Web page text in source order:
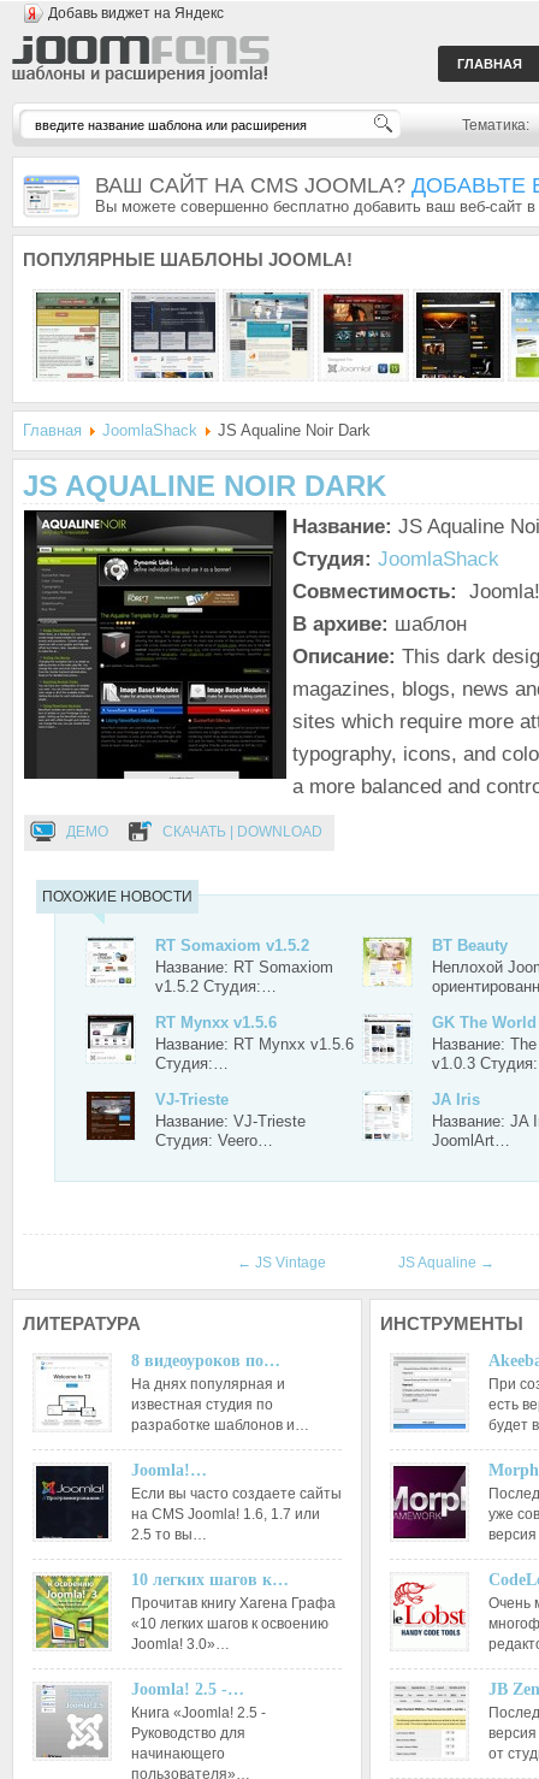
Добавь виджет на Яндекс
ГЛАВНАЯ
Тематика:
ВАШ САЙТ НА CMS JOOMLA? ДОБАВЬТЕ
Вы можете совершенно бесплатно добавить ваш веб-сайт
ПОПУЛЯРНЫЕ ШАБЛОНЫ JOOMLA!
Главная JoomlaShack JS Aqualine Noir Dark
JS AQUALINE NOIR DARK
Название: JS Aqualine
Студия: JoomlaShack
Совместимость:
В архиве: шаблон
Описание: This dark
magazines, blogs, news
sites which require more
typography, icons, and
a more balanced and
ДЕМО СКАЧАТЬ | DOWNLOAD
ПОХОЖИЕ НОВОСТИ
RT Somaxiom v1.5.2
Название: RT Somaxiom
v1.5.2 Студия:…
BT Beauty
Неплохой
RT Mynxx v1.5.6
Название: RT Mynxx v1.5.6
Студия:…
GK The
Название:
v1.0.3
VJ-Trieste
Название: VJ-Trieste
Студия: Veero…
JA Iris
Название: JA
JoomlArt…
← JS Vintage JS Aqualine →
ЛИТЕРАТУРА
8 видеоуроков по…
На днях популярная и
известная студия по
разработке шаблонов и…
Joomla!…
Если вы часто создаете сайты
на CMS Joomla! 1.6, 1.7 или
2.5 то вы…
10 легких шагов к…
Прочитав книгу Хагена Графа
«10 легких шагов к освоению
Joomla! 3.0»…
Joomla! 2.5 -…
Книга «Joomla! 2.5 -
Руководство для
начинающего
пользователя»…
ИНСТРУМЕНТЫ
При
есть
будет
уже
Очень
JB
от